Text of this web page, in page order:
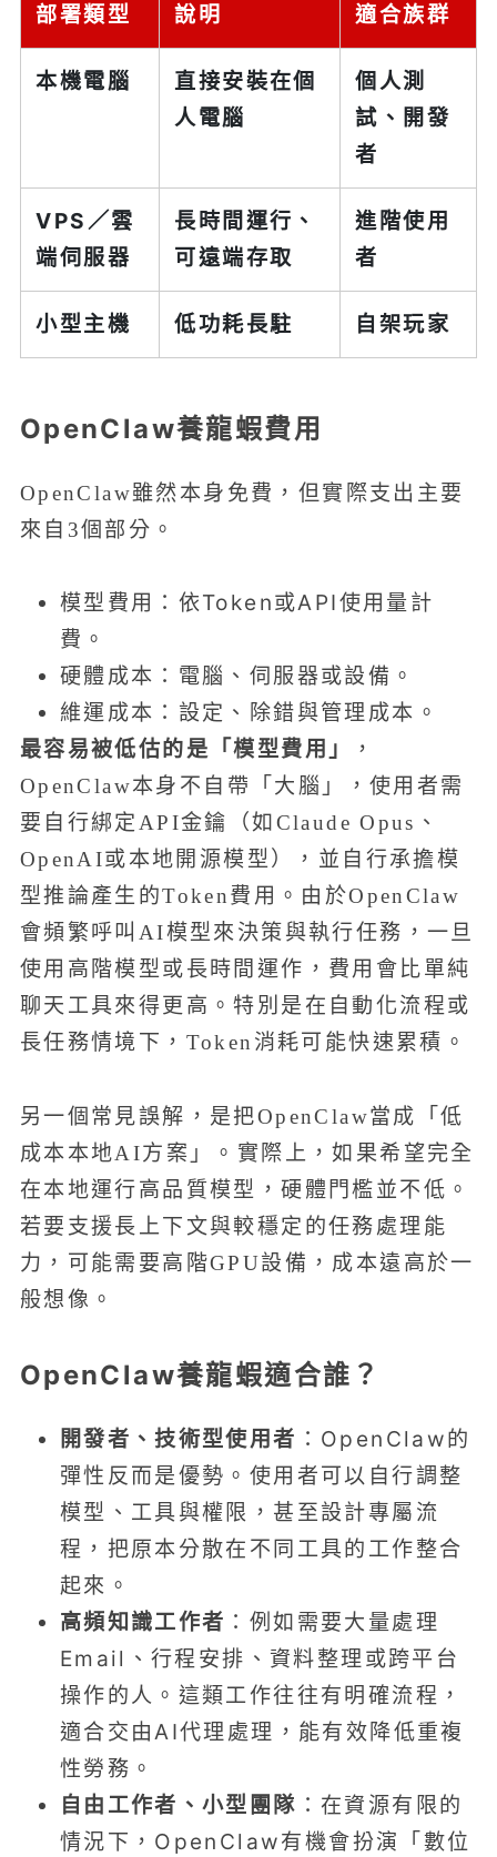
部署類型 說明 適合族群
本機電腦
直接安裝在個
人電腦
個人測
試、開發
者
VPS／雲
端伺服器
長時間運行、
可遠端存取
進階使用
者
小型主機 低功耗長駐 自架玩家
OpenClaw養龍蝦費用
OpenClaw雖然本身免費，但實際支出主要
來自3個部分。
模型費用：依Token或API使用量計
費。
硬體成本：電腦、伺服器或設備。
維運成本：設定、除錯與管理成本。
最容易被低估的是「模型費用」
，
OpenClaw本身不自帶「大腦」，使用者需
要自行綁定API金鑰（如Claude Opus、
OpenAI或本地開源模型），並自行承擔模
型推論產生的Token費用。由於OpenClaw
會頻繁呼叫AI模型來決策與執行任務，一旦
使用高階模型或長時間運作，費用會比單純
聊天工具來得更高。特別是在自動化流程或
長任務情境下，Token消耗可能快速累積。
另一個常見誤解，是把OpenClaw當成「低
成本本地AI方案」。實際上，如果希望完全
在本地運行高品質模型，硬體門檻並不低。
若要支援長上下文與較穩定的任務處理能
力，可能需要高階GPU設備，成本遠高於一
般想像。
OpenClaw養龍蝦適合誰？
開發者、技術型使用者 ：OpenClaw的
彈性反而是優勢。使用者可以自行調整
模型、工具與權限，甚至設計專屬流
程，把原本分散在不同工具的工作整合
起來。
高頻知識工作者 ：例如需要大量處理
Email、行程安排、資料整理或跨平台
操作的人。這類工作往往有明確流程，
適合交由AI代理處理，能有效降低重複
性勞務。
自由工作者、小型團隊 ：在資源有限的
情況下，OpenClaw有機會扮演「數位